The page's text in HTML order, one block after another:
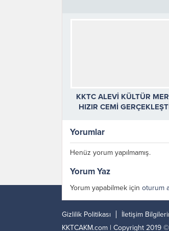
KKTC ALEVİ KÜLTÜR
HIZIR CEMİ
Yorumlar
Henüz yorum yapılmamış.
Yorum Yaz
Yorum yapabilmek için oturum
Gizlilik Politikası
İletişim
KKTCAKM.com | Copyright 2019